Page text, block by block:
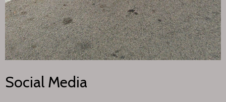
Social Media